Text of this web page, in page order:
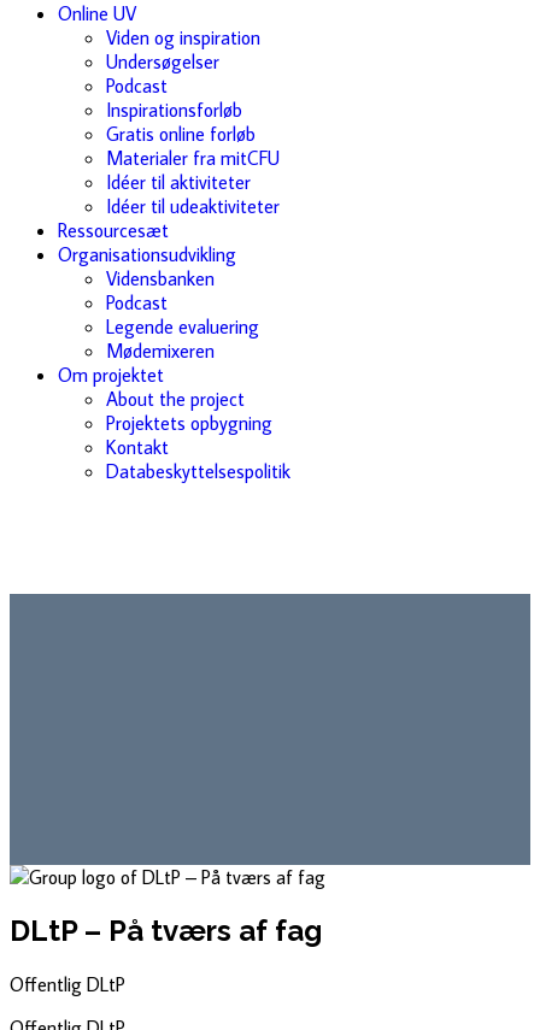
Online UV
Viden og inspiration
Undersøgelser
Podcast
Inspirationsforløb
Gratis online forløb
Materialer fra mitCFU
Idéer til aktiviteter
Idéer til udeaktiviteter
Ressourcesæt
Organisationsudvikling
Vidensbanken
Podcast
Legende evaluering
Mødemixeren
Om projektet
About the project
Projektets opbygning
Kontakt
Databeskyttelsespolitik
DLtP – På tværs af fag
Offentlig DLtP